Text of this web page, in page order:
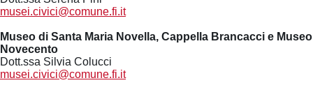
musei.civici@comune.fi.it
Museo di Santa Maria Novella, Cappella Brancacci e Museo
Novecento
Dott.ssa Silvia Colucci
musei.civici@comune.fi.it